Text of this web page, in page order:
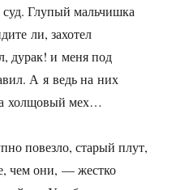
Глупый мальчишка
ли, захотел
дурак! и меня под
А я ведь на них
холщовый мех…
повезло, старый плут,
чем они, — жестко